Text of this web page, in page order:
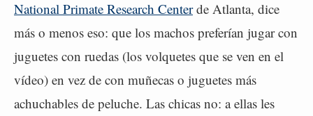
National Primate Research Centerde Atlanta, dice
más o menos eso: que los machos preferían jugar con
juguetes con ruedas (los volquetes que se ven en el
vídeo) en vez de con muñecas o juguetes más
achuchables de peluche. Las chicas no: a ellas les